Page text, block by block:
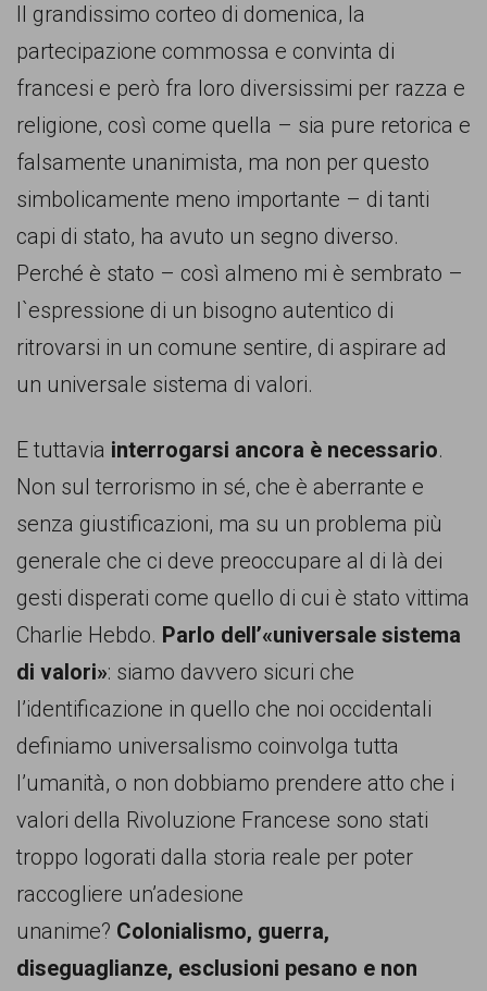
pari
opportunità
garanzia
dei
diritti
cittadinanza
per
tutti.
Il grandissimo corteo di domenica, la
partecipazione commossa e convinta di
francesi e però fra loro diversissimi per razza e
religione, così come quella – sia pure retorica e
falsamente unanimista, ma non per questo
simbolicamente meno importante – di tanti
capi di stato, ha avuto un segno diverso.
Perché è stato – così almeno mi è sembrato –
l`espressione di un bisogno autentico di
ritrovarsi in un comune sentire, di aspirare ad
un universale sistema di valori.
E tuttavia interrogarsi ancora è necessario.
Non sul terrorismo in sé, che è aberrante e
senza giustificazioni, ma su un problema più
generale che ci deve preoccupare al di là dei
gesti disperati come quello di cui è stato vittima
Charlie Hebdo. Parlo dell’«universale sistema
di valori»: siamo davvero sicuri che
l’identificazione in quello che noi occidentali
definiamo universalismo coinvolga tutta
l’umanità, o non dobbiamo prendere atto che i
valori della Rivoluzione Francese sono stati
troppo logorati dalla storia reale per poter
raccogliere un’adesione
unanime? Colonialismo, guerra,
diseguaglianze, esclusioni pesano e non